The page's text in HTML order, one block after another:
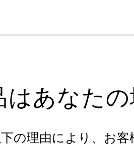
はあなた
の理由により、お